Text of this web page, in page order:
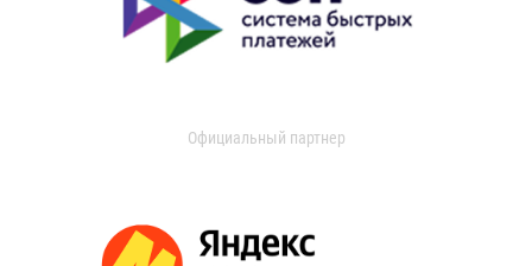
Официальный партнер